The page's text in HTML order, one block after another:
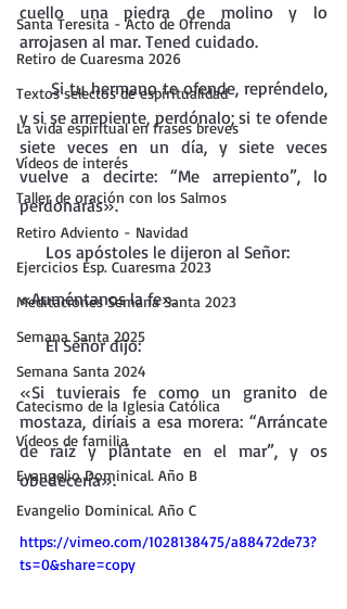
Santa Teresita - Acto de Ofrenda
Retiro de Cuaresma 2026
Textos selectos de espiritualidad
La vida espiritual en frases breves
Vídeos de interés
Taller de oración con los Salmos
Retiro Adviento - Navidad
Ejercicios Esp. Cuaresma 2023
Meditaciones Semana Santa 2023
Semana Santa 2025
Semana Santa 2024
Catecismo de la Iglesia Católica
Vídeos de familia
Evangelio Dominical. Año B
Evangelio Dominical. Año C
cuello una piedra de molino y lo
arrojasen al mar. Tened cuidado.
Si tu hermano te ofende, repréndelo,
y si se arrepiente, perdónalo; si te ofende
siete veces en un día, y siete veces
vuelve a decirte: “Me arrepiento”, lo
perdonarás».
Los apóstoles le dijeron al Señor:
«Auméntanos la fe».
El Señor dijo:
«Si tuvierais fe como un granito de
mostaza, diríais a esa morera: “Arráncate
de raíz y plántate en el mar”, y os
obedecería».
https://vimeo.com/1028138475/a88472de73?
ts=0&share=copy